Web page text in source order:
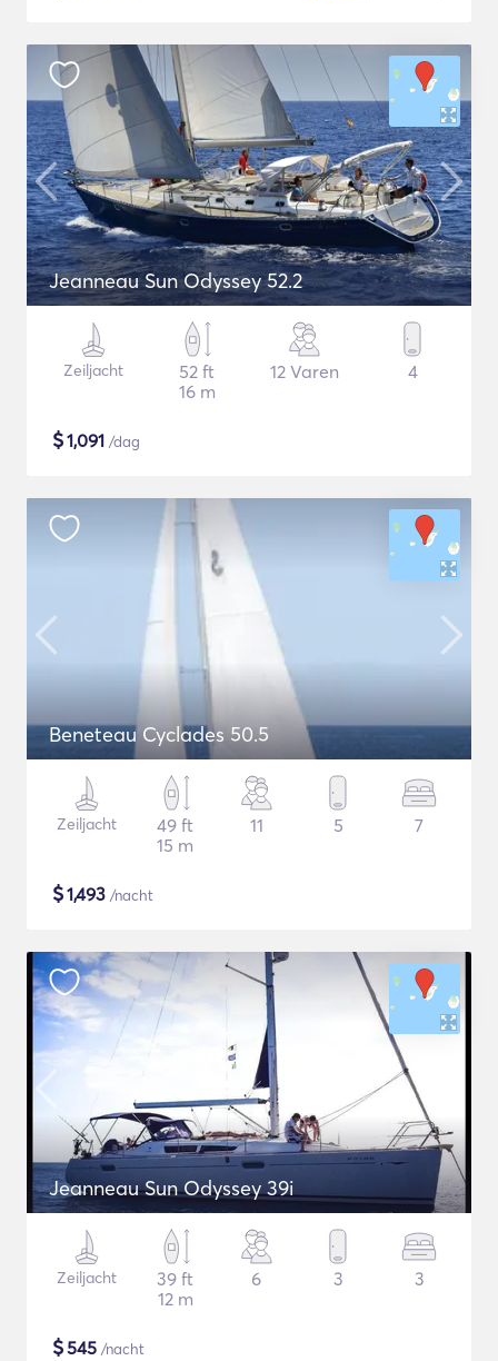
Jeanneau Sun Odyssey 52.2
Zeiljacht
52 ft
16 m
12 Varen 4
$1,091 /dag
Beneteau Cyclades 50.5
Zeiljacht
49 ft
15 m
11 5 7
$1,493 /nacht
Jeanneau Sun Odyssey 39i
Zeiljacht
39 ft
12 m
6 3 3
$545 /nacht